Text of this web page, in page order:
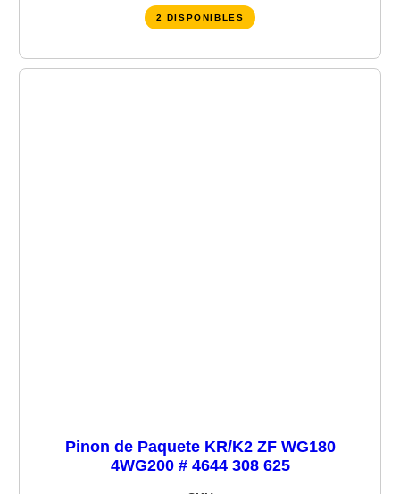
2 DISPONIBLES
Pinon de Paquete KR/K2 ZF WG180
4WG200 # 4644 308 625